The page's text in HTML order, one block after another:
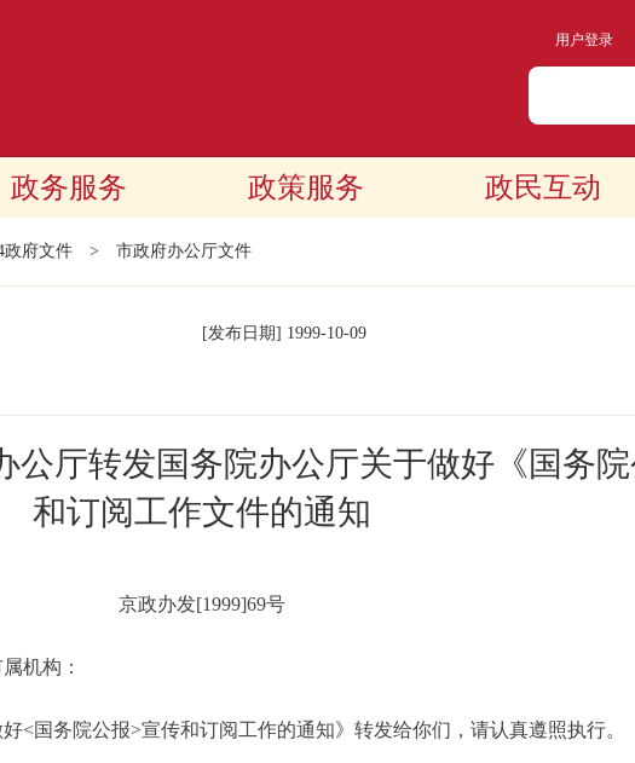
用户登录
政务服务 政策服务 政民互动
政府文件 > 市政府办公厅文件
[发布日期] 1999-10-09
公厅转发国务院办公厅关于做好《国务
和订阅工作文件的通知
京政办发[1999]69号
机构：
务院公报>宣传和订阅工作的通知》转发给你们，请认真遵照执行。